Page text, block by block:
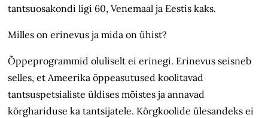
tantsuosakondi ligi 60, Venemaal ja Eestis kaks.
Milles on erinevus ja mida on ühist?
Õppeprogrammid oluliselt ei erinegi. Erinevus seisneb
selles, et Ameerika õppeasutused koolitavad
tantsuspetsialiste üldises mõistes ja annavad
kõrghariduse ka tantsijatele. Kõrgkoolide ülesandeks ei